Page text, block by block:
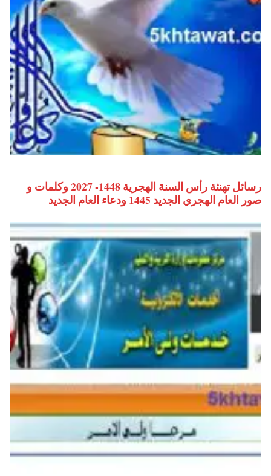
رسائل تهنئة رأس السنة الهجرية 1448- 2027 وكلمات و
صور العام الهجري الجديد 1445 ودعاء العام الجديد